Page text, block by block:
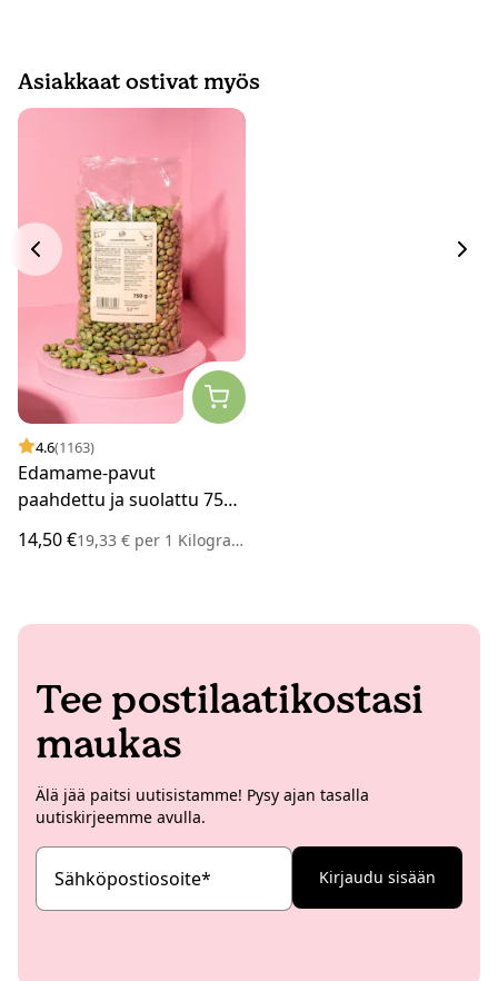
Asiakkaat ostivat myös
4.6(1163)
Edamame-pavut
paahdettu ja suolattu 750
14,50 €19,33 € per 1 Kilogramma
Tee postilaatikostasi
maukas
Älä jää paitsi uutisistamme! Pysy ajan tasalla
uutiskirjeemme avulla.
Sähköpostiosoite* Kirjaudu sisään